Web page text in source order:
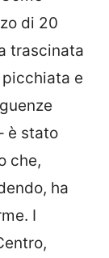
di 20
trascinata
picchiata e
è stato
che,
ha
I